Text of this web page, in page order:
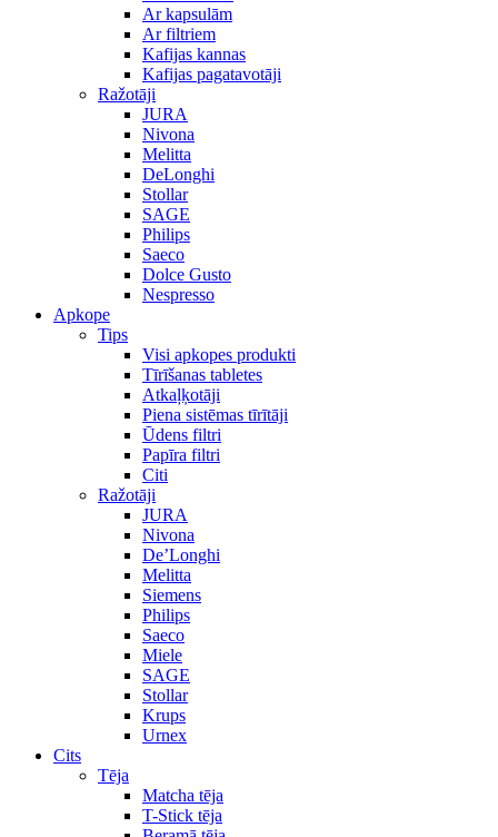
Ar kapsulām
Ar filtriem
Kafijas kannas
Kafijas pagatavotāji
Ražotāji
JURA
Nivona
Melitta
DeLonghi
Stollar
SAGE
Philips
Saeco
Dolce Gusto
Nespresso
Apkope
Tips
Visi apkopes produkti
Tīrīšanas tabletes
Atkaļķotāji
Piena sistēmas tīrītāji
Ūdens filtri
Papīra filtri
Citi
Ražotāji
JURA
Nivona
De’Longhi
Melitta
Siemens
Philips
Saeco
Miele
SAGE
Stollar
Krups
Urnex
Cits
Tēja
Matcha tēja
T-Stick tēja